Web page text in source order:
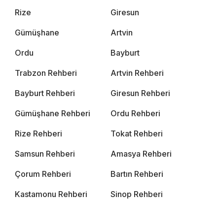
Rize Giresun
Gümüşhane Artvin
Ordu Bayburt
Trabzon Rehberi Artvin Rehberi
Bayburt Rehberi Giresun Rehberi
Gümüşhane Rehberi Ordu Rehberi
Rize Rehberi Tokat Rehberi
Samsun Rehberi Amasya Rehberi
Çorum Rehberi Bartın Rehberi
Kastamonu Rehberi Sinop Rehberi